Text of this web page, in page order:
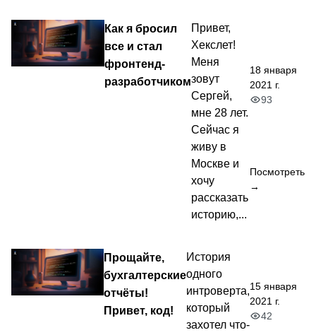
Как я бросил
все и стал
фронтенд-
разработчиком
Привет,
Хекслет!
Меня
зовут
Сергей,
мне 28 лет.
Сейчас я
живу в
Москве и
хочу
рассказать
историю,...
18 января
2021 г.
93
Посмотреть
→
Прощайте,
бухгалтерские
отчёты!
Привет, код!
История
одного
интроверта,
который
захотел что-
15 января
2021 г.
42